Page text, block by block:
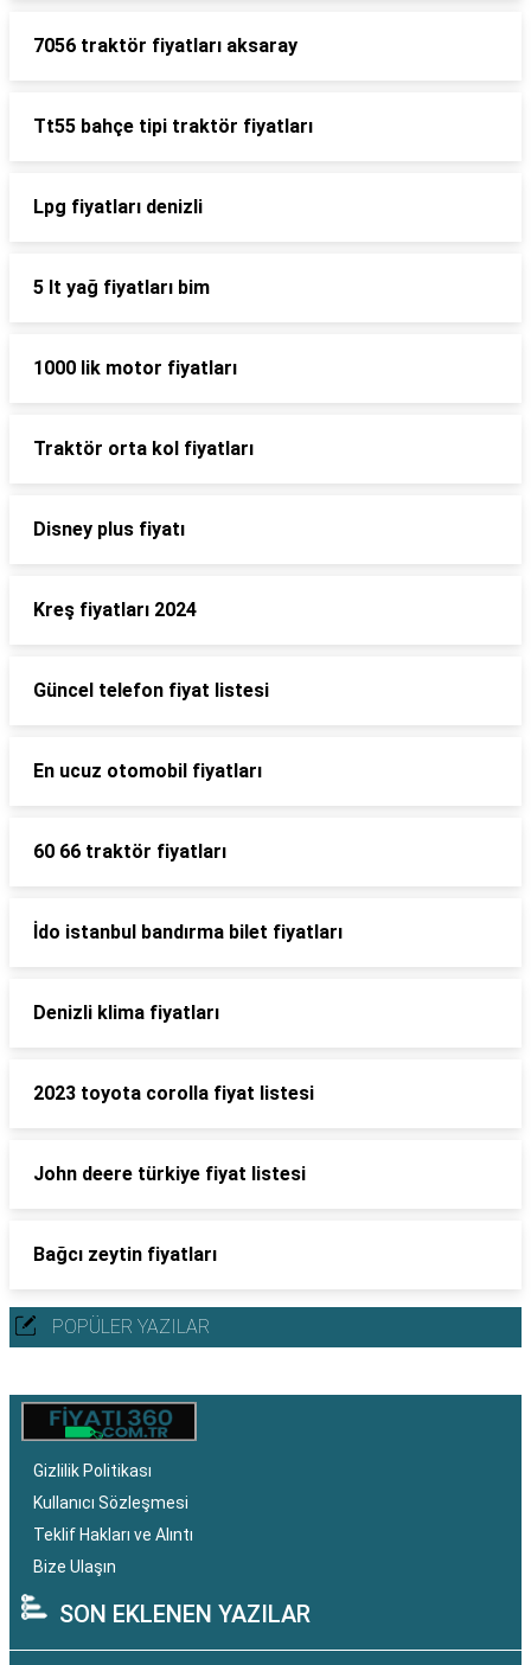
7056 traktör fiyatları aksaray
Tt55 bahçe tipi traktör fiyatları
Lpg fiyatları denizli
5 lt yağ fiyatları bim
1000 lik motor fiyatları
Traktör orta kol fiyatları
Disney plus fiyatı
Kreş fiyatları 2024
Güncel telefon fiyat listesi
En ucuz otomobil fiyatları
60 66 traktör fiyatları
İdo istanbul bandırma bilet fiyatları
Denizli klima fiyatları
2023 toyota corolla fiyat listesi
John deere türkiye fiyat listesi
Bağcı zeytin fiyatları
POPÜLER YAZILAR
Gizlilik Politikası
Kullanıcı Sözleşmesi
Teklif Hakları ve Alıntı
Bize Ulaşın
SON EKLENEN YAZILAR